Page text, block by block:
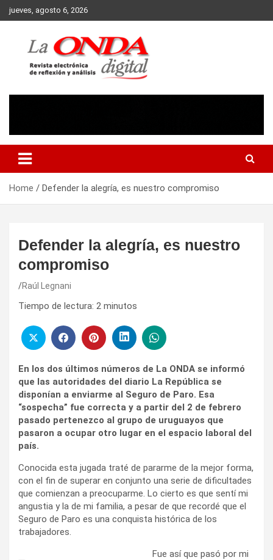
Skip
to
jueves, agosto 6, 2026
Home Defender la alegría, es nuestro compromiso
Defender la alegría, es nuestro
compromiso
Raúl Legnani
Tiempo de lectura: 2 minutos
En los dos últimos números de La ONDA se informó
que las autoridades del diario La República se
disponían a enviarme al Seguro de Paro. Esa
“sospecha” fue correcta y a partir del 2 de febrero
pasado pertenezco al grupo de uruguayos que
pasaron a ocupar otro lugar en el espacio laboral del
país.
Conocida esta jugada traté de pararme de la mejor forma,
con el fin de superar en conjunto una serie de dificultades
que comienzan a preocuparme. Lo cierto es que sentí mi
angustia y la de mi familia, a pesar de que recordé que el
Seguro de Paro es una conquista histórica de los
trabajadores.
Fue así que pasó por mi